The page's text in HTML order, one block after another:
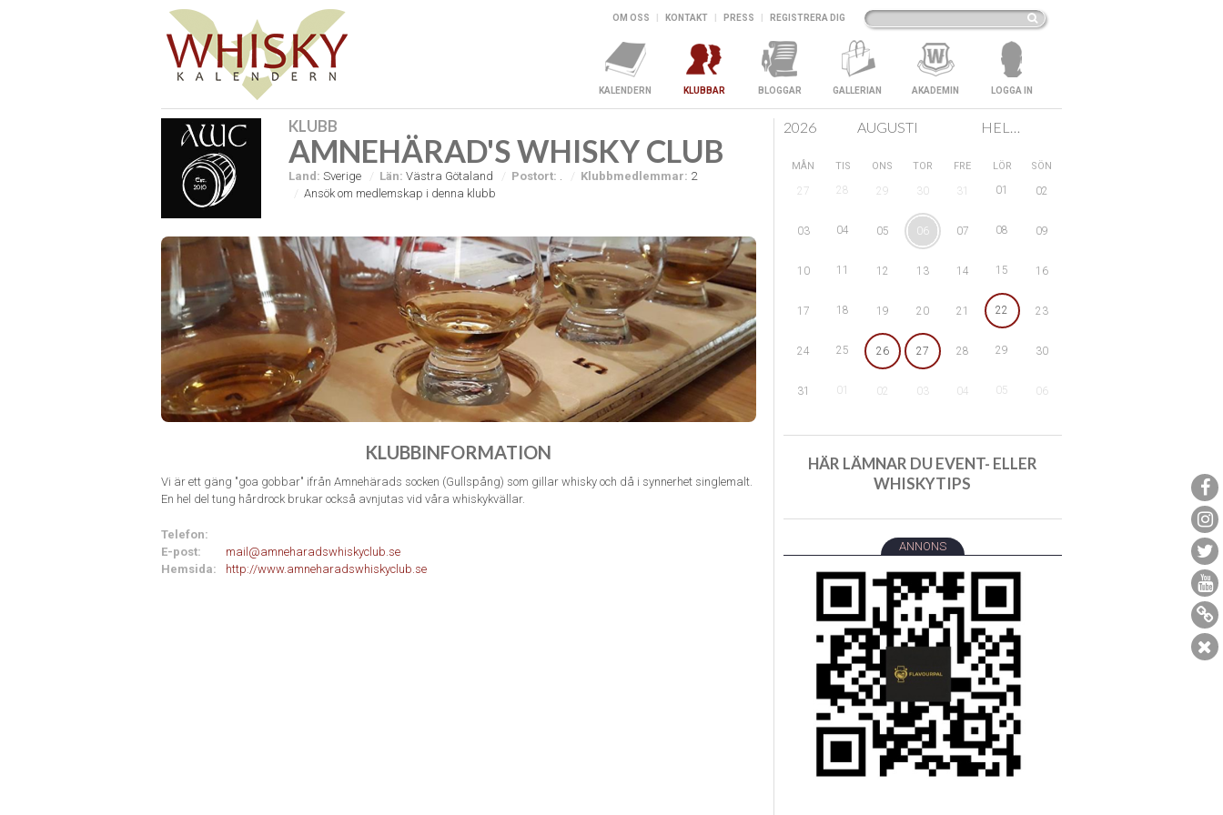
OM OSS KONTAKT PRESS REGISTRERA DIG
KALENDERN KLUBBAR BLOGGAR GALLERIAN AKADEMIN LOGGA IN
KLUBB
AMNEHÄRAD'S WHISKY CLUB
Land: Sverige Län: Västra Götaland Postort: . Klubbmedlemmar: 2
Ansök om medlemskap i denna klubb
KLUBBINFORMATION
Vi är ett gäng "goa gobbar" ifrån Amnehärads socken (Gullspång) som gillar whisky och då i synnerhet singlemalt.
En hel del tung hårdrock brukar också avnjutas vid våra whiskykvällar.
Telefon:
E-post:
mail@amneharadswhiskyclub.se
Hemsida:
http://www.amneharadswhiskyclub.se
2026 AUGUSTI HELA SVERIGE
MÅN TIS ONS TOR FRE LÖR SÖN
27 28 29 30 31 01 02
03 04 05 06 07 08 09
10 11 12 13 14 15 16
17 18 19 20 21 22 23
24 25 26 27 28 29 30
31 01 02 03 04 05 06
HÄR LÄMNAR DU EVENT- ELLER
WHISKYTIPS
ANNONS